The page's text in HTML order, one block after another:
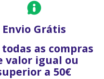
Envio Grátis
todas as compras
valor igual ou
a 50€